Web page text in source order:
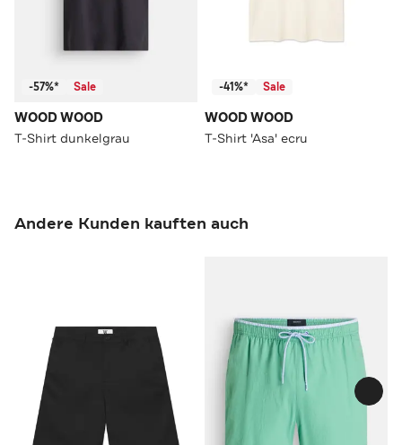
-57%* Sale
WOOD WOOD
T-Shirt dunkelgrau
-41%* Sale
WOOD WOOD
T-Shirt 'Asa' ecru
Andere Kunden kauften auch